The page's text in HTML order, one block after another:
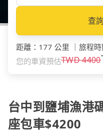
查
距離 ： 177 公里 旅程時
您的車資預估TWD4400
台中到鹽埔漁港
座包車$4200